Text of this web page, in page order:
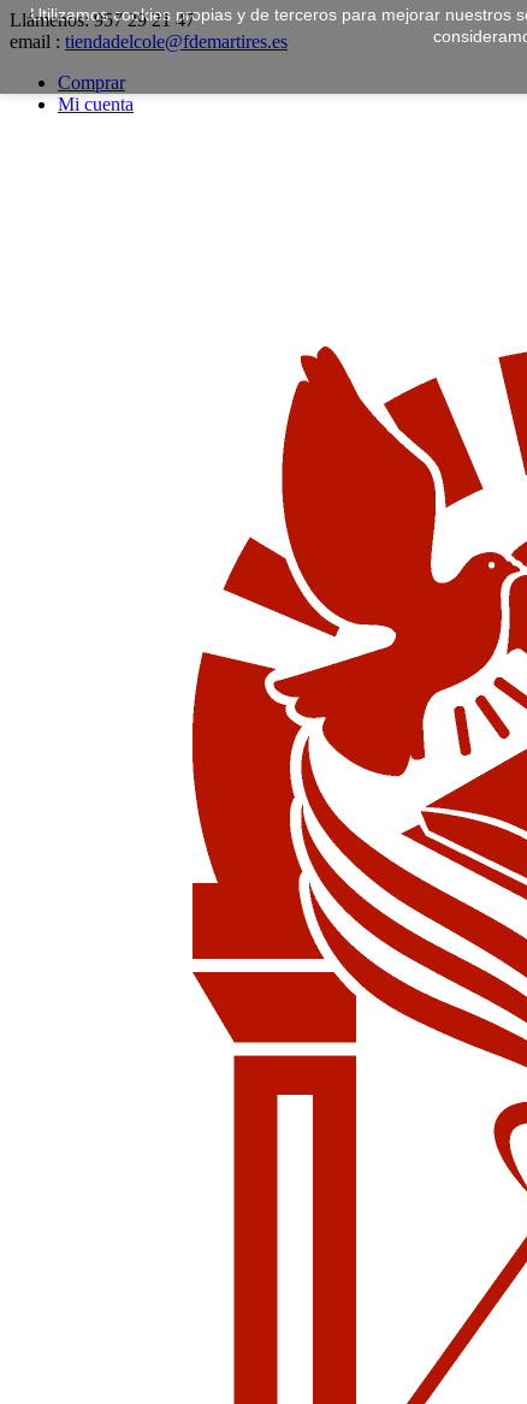
Utilizamos cookies propias y de terceros para mejorar nuestros
Llámenos:957 29 21 47
email : tiendadelcole@fdemartires.es
Comprar
Mi cuenta